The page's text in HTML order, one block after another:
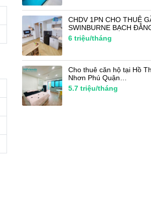
CHDV 1PN CHO THUÊ
SWINBURNE BẠCH
6 triệu/tháng
Cho thuê căn hộ tại Hồ
Nhơn Phú Quận…
5.7 triệu/tháng